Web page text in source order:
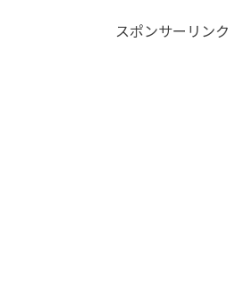
スポンサーリンク